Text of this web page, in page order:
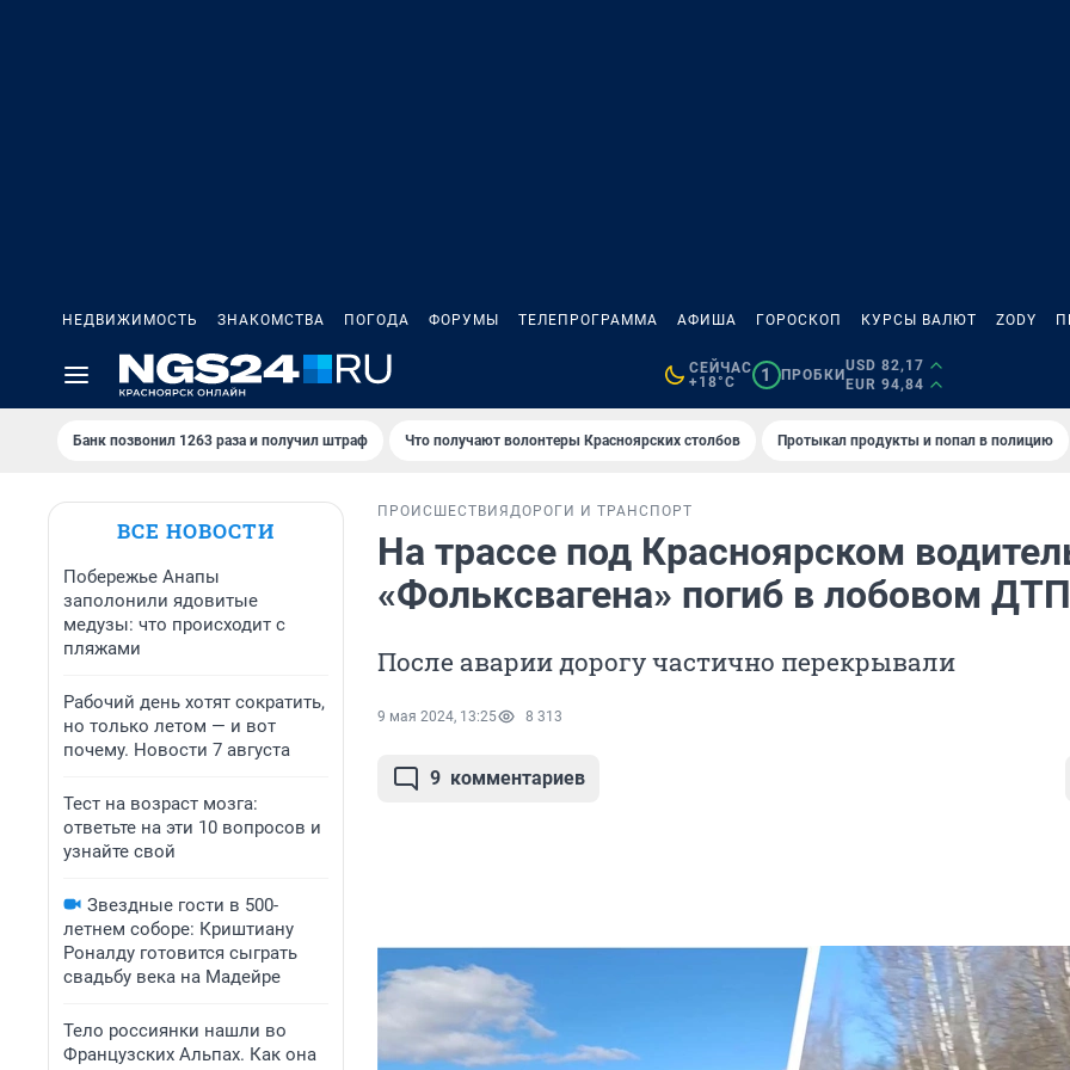
НЕДВИЖИМОСТЬ ЗНАКОМСТВА ПОГОДА ФОРУМЫ ТЕЛЕПРОГРАММА АФИША ГОРОСКОП КУРСЫ ВАЛЮТ ZODY
СЕЙЧАС
+18°C
1 ПРОБКИ
USD 82,17
EUR 94,84
Банк позвонил 1263 раза и получил штраф Что получают волонтеры Красноярских столбов Протыкал продукты и попал в полицию
ВСЕ НОВОСТИ
Побережье Анапы
заполонили ядовитые
медузы: что происходит с
пляжами
Рабочий день хотят сократить,
но только летом — и вот
почему. Новости 7 августа
Тест на возраст мозга:
ответьте на эти 10 вопросов и
узнайте свой
Звездные гости в 500-
летнем соборе: Криштиану
Роналду готовится сыграть
свадьбу века на Мадейре
Тело россиянки нашли во
Французских Альпах. Как она
ПРОИСШЕСТВИЯ ДОРОГИ И ТРАНСПОРТ
На трассе под Красноярском
«Фольксвагена» погиб в лобовом ДТП
После аварии дорогу частично перекрывали
9 мая 2024, 13:25 8 313
9 комментариев